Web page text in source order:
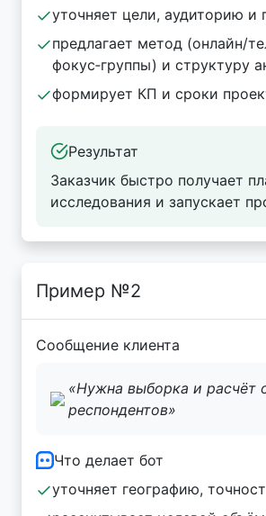
уточняет цели, аудиторию и
предлагает метод (онлайн/
фокус‑группы) и структуру
формирует КП и сроки
Результат
Заказчик быстро получает
исследования и запускает
Пример №2
Сообщение клиента
«Нужна выборка и расчёт
респондентов»
Что делает бот
уточняет географию,